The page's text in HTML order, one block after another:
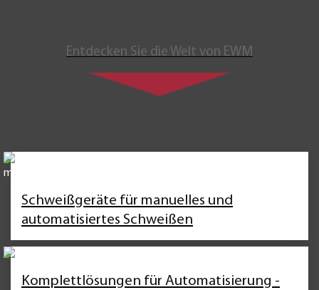
Entdecken Sie die Welt von EWM
Schweißgeräte für manuelles und
automatisiertes Schweißen
Komplettlösungen für Automatisierung -